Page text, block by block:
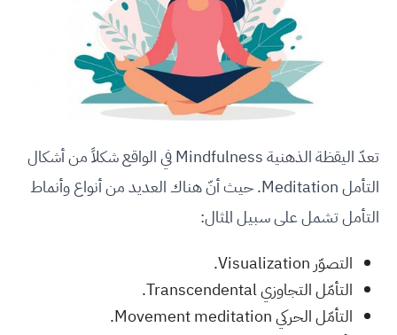
تعدّ اليقظة الذهنية Mindfulness في الواقع شكلاً من أشكال
التأمل Meditation. حيث أنّ هناك العديد من أنواع وأنماط
التأمل تشمل على سبيل المثال:
التصوّر Visualization.
التأمّل التجاوزي Transcendental.
التأمّل الحركي Movement meditation.